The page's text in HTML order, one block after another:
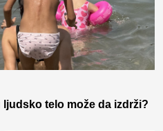
telo može da izdrži?